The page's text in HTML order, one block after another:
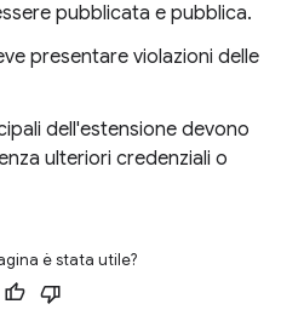
pubblicata e pubblica.
presentare violazioni delle
dell'estensione devono
ulteriori credenziali o
è stata utile?